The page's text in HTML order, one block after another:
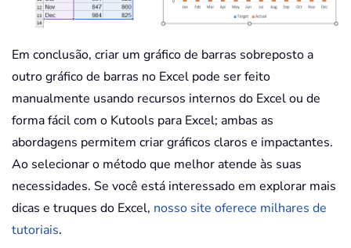
Em conclusão, criar um gráfico de barras sobreposto a
outro gráfico de barras no Excel pode ser feito
manualmente usando recursos internos do Excel ou de
forma fácil com o Kutools para Excel; ambas as
abordagens permitem criar gráficos claros e impactantes.
Ao selecionar o método que melhor atende às suas
necessidades. Se você está interessado em explorar mais
dicas e truques do Excel, nosso site oferece milhares de
tutoriais.